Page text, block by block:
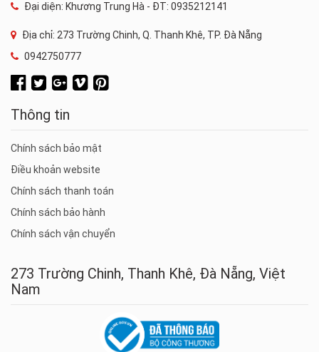
Đại diện: Khương Trung Hà - ĐT: 0935212141
Địa chỉ: 273 Trường Chinh, Q. Thanh Khê, TP. Đà Nẵng
0942750777
Thông tin
Chính sách bảo mật
Điều khoản website
Chính sách thanh toán
Chính sách bảo hành
Chính sách vận chuyển
273 Trường Chinh, Thanh Khê, Đà Nẵng, Việt
Nam